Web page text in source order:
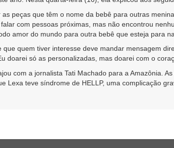
peças que têm o nome da bebê para outras
com pessoas próximas, mas não encontrou
amor do mundo para outra bebê que esteja para
que quem tiver interesse deve mandar mensagem
doarei só as personalizadas, mas doarei com o
com a jornalista Tati Machado para a Amazônia.
Lexa teve síndrome de HELLP, uma complicação